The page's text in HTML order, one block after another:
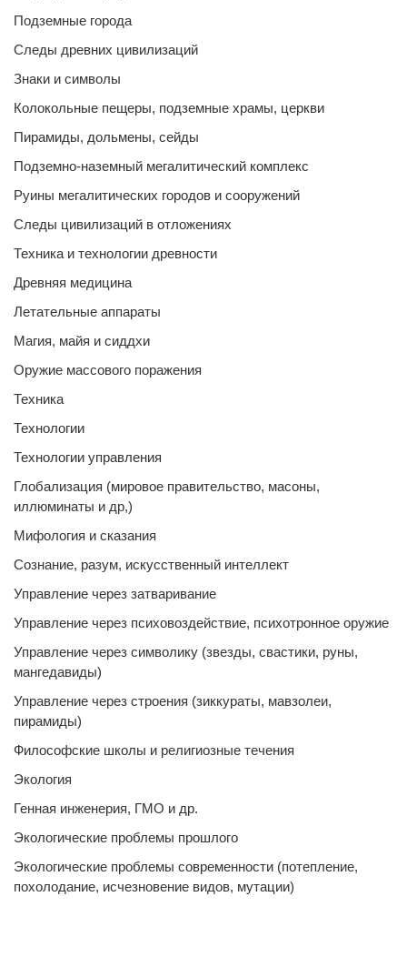
Подземные города
Следы древних цивилизаций
Знаки и символы
Колокольные пещеры, подземные храмы, церкви
Пирамиды, дольмены, сейды
Подземно-наземный мегалитический комплекс
Руины мегалитических городов и сооружений
Следы цивилизаций в отложениях
Техника и технологии древности
Древняя медицина
Летательные аппараты
Магия, майя и сиддхи
Оружие массового поражения
Техника
Технологии
Технологии управления
Глобализация (мировое правительство, масоны,
иллюминаты и др,)
Мифология и сказания
Сознание, разум, искусственный интеллект
Управление через затваривание
Управление через психовоздействие, психотронное оружие
Управление через символику (звезды, свастики, руны,
мангедавиды)
Управление через строения (зиккураты, мавзолеи,
пирамиды)
Философские школы и религиозные течения
Экология
Генная инженерия, ГМО и др.
Экологические проблемы прошлого
Экологические проблемы современности (потепление,
похолодание, исчезновение видов, мутации)